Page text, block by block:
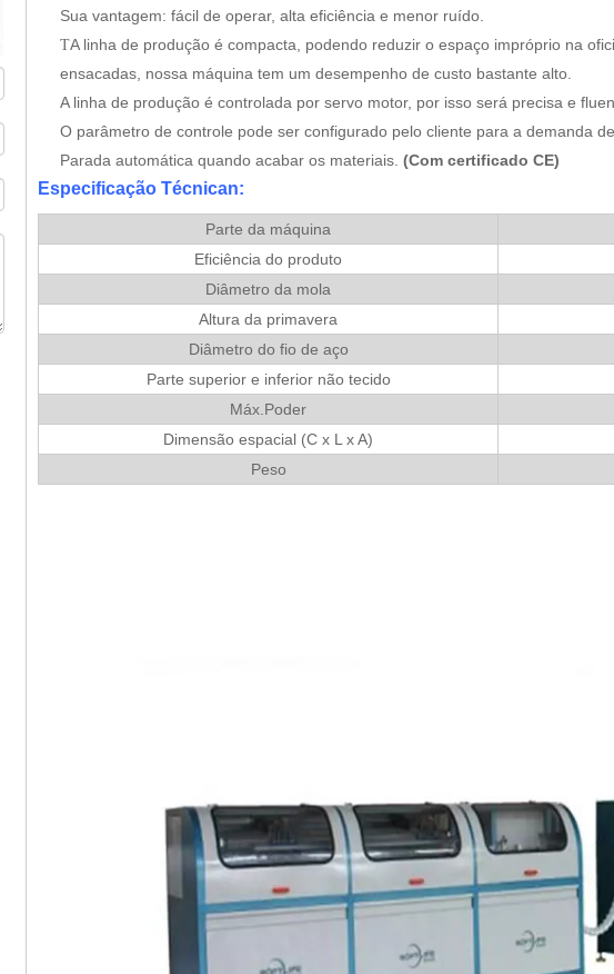
Sua vantagem: fácil de operar, alta eficiência e menor ruído.
TA linha de produção é compacta, podendo reduzir o espaço impróprio na
ensacadas, nossa máquina tem um desempenho de custo bastante alto.
A linha de produção é controlada por servo motor, por isso será precisa e
O parâmetro de controle pode ser configurado pelo cliente para a demanda
Parada automática quando acabar os materiais. (Com certificado CE)
Especificação Técnican:
Parte da máquina
Eficiência do produto
Diâmetro da mola
Altura da primavera
Diâmetro do fio de aço
Parte superior e inferior não tecido
Máx.Poder
Dimensão espacial (C x L x A)
Peso